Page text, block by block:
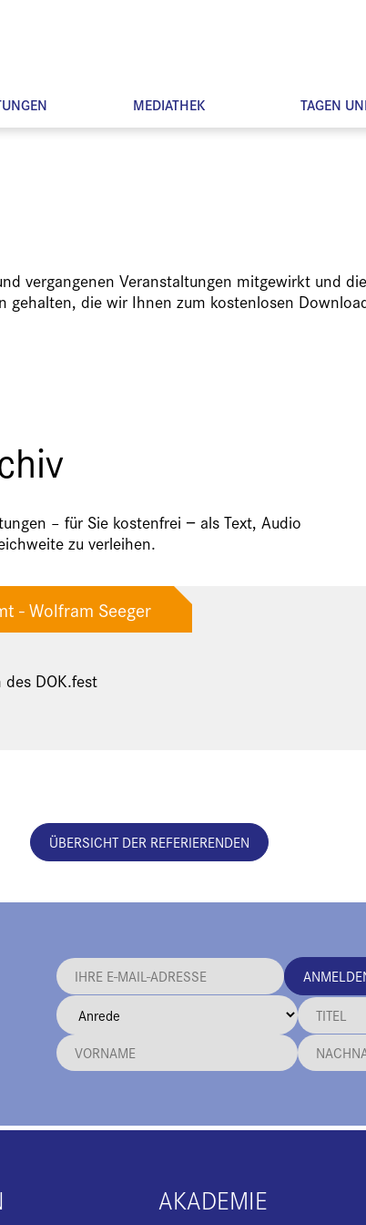
MEDIATHEK TAGEN
vergangenen Veranstaltungen mitgewirkt und die
die wir Ihnen zum kostenlosen
– für Sie kostenfrei − als Text, Audio
zu verleihen.
- Wolfram Seeger
DOK.fest
ÜBERSICHT DER REFERIERENDEN
AKADEMIE